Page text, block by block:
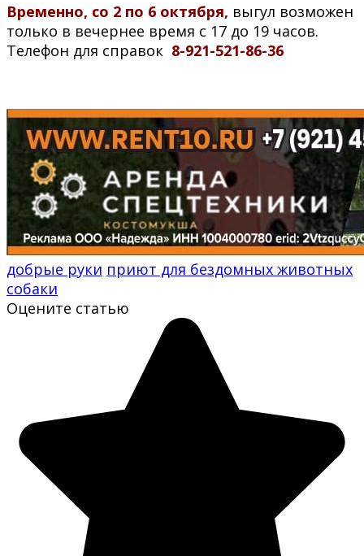
Временно, со 2 по 6 октября, выгул возможен
только в вечернее время с 17 до 19 часов.
Телефон для справок 8-921-521-86-36
добрые руки приют для бездомных животных
собаки
Оцените статью